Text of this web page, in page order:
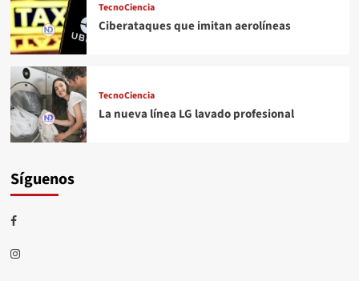
TecnoCiencia
Ciberataques que imitan aerolíneas
TecnoCiencia
La nueva línea LG lavado profesional
Síguenos